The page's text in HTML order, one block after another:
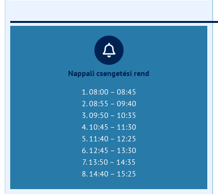
Nappali csengetési rend
1. 08:00 – 08:45
2. 08:55 – 09:40
3. 09:50 – 10:35
4. 10:45 – 11:30
5. 11:40 – 12:25
6. 12:45 – 13:30
7. 13:50 – 14:35
8. 14:40 – 15:25